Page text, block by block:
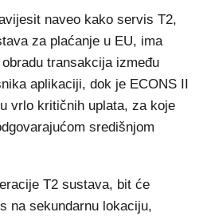
naveo kako servis T2,
za plaćanje u EU, ima
transakcija između
aplikaciji, dok je ECONS II
vrlo kritičnih uplata, za koje
središnjom
T2 sustava, bit će
na sekundarnu lokaciju,